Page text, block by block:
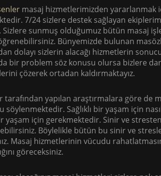
masaj hizmetlerimizden yararlanmak
7/24 sizlere destek sağlayan
Sizlere sunmuş olduğumuz bütün masaj
Bünyemizde bulunan
dolayı sizlerin alacağı hizmetlerin
bir problem söz konusu olursa bizlere
çözerek ortadan kaldırmaktayız.
tarafından yapılan araştırmalara göre de
söylenmektedir. Sağlıklı bir yaşam için
yaşam için gerekmektedir. Sinir ve
Böylelikle bütün bu sinir ve
Masaj hizmetlerinin vücudu
göreceksiniz.